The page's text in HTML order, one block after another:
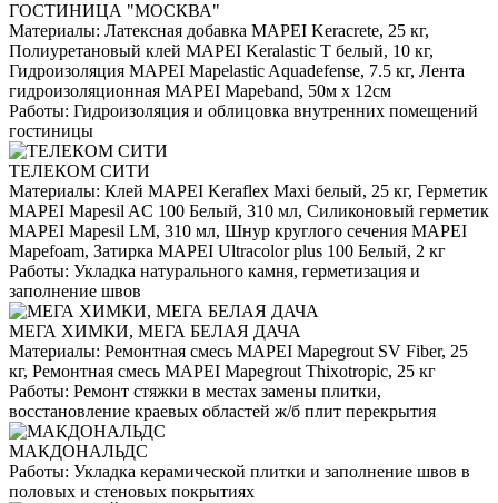
ГОСТИНИЦА "МОСКВА"
Материалы: Латексная добавка MAPEI Keracrete, 25 кг,
Полиуретановый клей MAPEI Keralastic T белый, 10 кг,
Гидроизоляция MAPEI Mapelastic Aquadefense, 7.5 кг, Лента
гидроизоляционная MAPEI Mapeband, 50м x 12см
Работы: Гидроизоляция и облицовка внутренних помещений
гостиницы
ТЕЛЕКОМ СИТИ
Материалы: Клей MAPEI Keraflex Maxi белый, 25 кг, Герметик
MAPEI Mapesil AC 100 Белый, 310 мл, Силиконовый герметик
MAPEI Mapesil LM, 310 мл, Шнур круглого сечения MAPEI
Mapefoam, Затирка MAPEI Ultracolor plus 100 Белый, 2 кг
Работы: Укладка натурального камня, герметизация и
заполнение швов
МЕГА ХИМКИ, МЕГА БЕЛАЯ ДАЧА
Материалы: Ремонтная смесь MAPEI Mapegrout SV Fiber, 25
кг, Ремонтная смесь MAPEI Mapegrout Thixotropic, 25 кг
Работы: Ремонт стяжки в местах замены плитки,
восстановление краевых областей ж/б плит перекрытия
МАКДОНАЛЬДС
Работы: Укладка керамической плитки и заполнение швов в
половых и стеновых покрытиях